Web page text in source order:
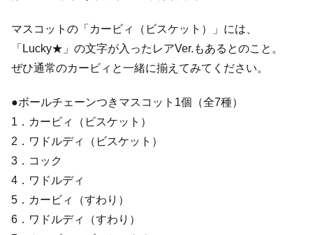
マスコットの「カービィ（ビスケット）」には、
「Lucky★」の文字が入ったレアVer.もあるとのこと。
ぜひ通常のカービィと一緒に揃えてみてください。
●ボールチェーンつきマスコット1個（全7種）
1．カービィ（ビスケット）
2．ワドルディ（ビスケット）
3．コック
4．ワドルディ
5．カービィ（すわり）
6．ワドルディ（すわり）